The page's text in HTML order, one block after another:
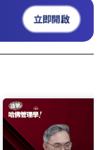
立即開啟